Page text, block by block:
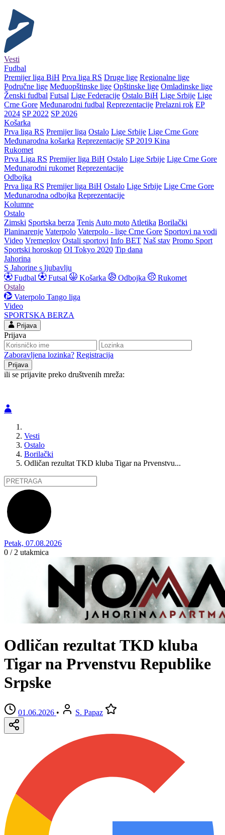
Vesti
Fudbal
Premijer liga BiH Prva liga RS Druge lige Regionalne lige
Područne lige Međuopštinske lige Opštinske lige Omladinske lige
Ženski fudbal Futsal Lige Federacije Ostalo BiH Lige Srbije Lige
Crne Gore Međunarodni fudbal Reprezentacije Prelazni rok EP
2024 SP 2022 SP 2026
Košarka
Prva liga RS Premijer liga Ostalo Lige Srbije Lige Crne Gore
Međunarodna košarka Reprezentacije SP 2019 Kina
Rukomet
Prva Liga RS Premijer liga BiH Ostalo Lige Srbije Lige Crne Gore
Međunarodni rukomet Reprezentacije
Odbojka
Prva liga RS Premijer liga BiH Ostalo Lige Srbije Lige Crne Gore
Međunarodna odbojka Reprezentacije
Kolumne
Ostalo
Zimski Sportska berza Tenis Auto moto Atletika Borilački
Planinarenje Vaterpolo Vaterpolo - lige Crne Gore Sportovi na vodi
Video Vremeplov Ostali sportovi Info BET Naš stav Promo Sport
Sportski horoskop OI Tokyo 2020 Tip dana
Jahorina
S Jahorine s ljubavlju
Fudbal
Futsal Košarka Odbojka
Rukomet
Ostalo
Vaterpolo Tango liga
Video
SPORTSKA BERZA
Prijava
Prijava
Zaboravljena lozinka? Registracija
ili se prijavite preko društvenih mreža:
Vesti
Ostalo
Borilački
Odličan rezultat TKD kluba Tigar na Prvenstvu...
Petak, 07.08.2026
0 / 2 utakmica
Odličan rezultat TKD kluba
Tigar na Prvenstvu Republike
Srpske
01.06.2026 • S. Papaz